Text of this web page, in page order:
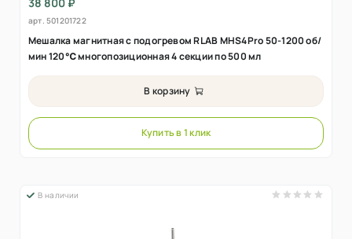
арт. 501201722
Мешалка магнитная с подогревом RLAB MHS4Pro 50-1200 об/
мин 120℃ многопозиционная 4 секции по 500 мл
В корзину
Купить в 1 клик
В наличии